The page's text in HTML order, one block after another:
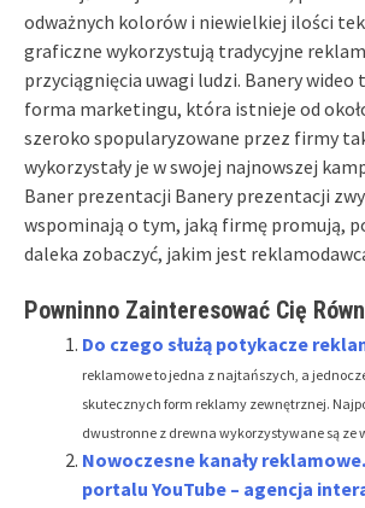
odważnych kolorów i niewielkiej ilości
graficzne wykorzystują tradycyjne
przyciągnięcia uwagi ludzi. Banery wideo
forma marketingu, która istnieje od
szeroko spopularyzowane przez firmy
wykorzystały je w swojej najnowszej
Baner prezentacji Banery prezentacji
wspominają o tym, jaką firmę promują,
daleka zobaczyć, jakim jest
Powninno Zainteresować Cię
Do czego służą potykacze
reklamowe to jedna z najtańszych, a
skutecznych form reklamy zewnętrznej.
dwustronne z drewna wykorzystywane są ze
Nowoczesne kanały
portalu YouTube – agencja